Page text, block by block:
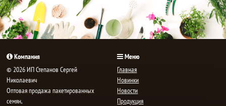
Компания
© 2026 ИП Степанов Сергей
Николаевич
Oптовая продажа пакетированных
семян,
Меню
Главная
Новинки
Новости
Продукция